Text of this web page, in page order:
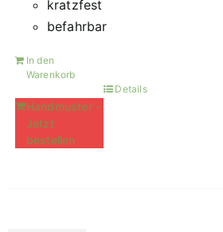
kratzfest
befahrbar
In den
Warenkorb
Handmuster -
Jetzt
bestellen
Details